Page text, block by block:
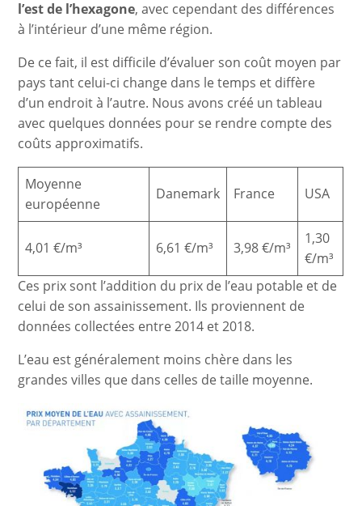
l’est de l’hexagone, avec cependant des différences
à l’intérieur d’une même région.
De ce fait, il est difficile d’évaluer son coût moyen par
pays tant celui-ci change dans le temps et diffère
d’un endroit à l’autre. Nous avons créé un tableau
avec quelques données pour se rendre compte des
coûts approximatifs.
Moyenne
européenne
Danemark France USA
4,01 €/m³ 6,61 €/m³ 3,98 €/m³
1,30
€/m³
Ces prix sont l’addition du prix de l’eau potable et de
celui de son assainissement. Ils proviennent de
données collectées entre 2014 et 2018.
L’eau est généralement moins chère dans les
grandes villes que dans celles de taille moyenne.